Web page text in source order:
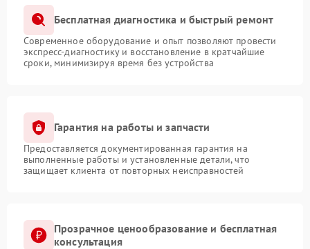
Бесплатная диагностика и быстрый ремонт
Современное оборудование и опыт позволяют провести
экспресс-диагностику и восстановление в кратчайшие
сроки, минимизируя время без устройства
Гарантия на работы и запчасти
Предоставляется документированная гарантия на
выполненные работы и установленные детали, что
защищает клиента от повторных неисправностей
Прозрачное ценообразование и бесплатная
консультация